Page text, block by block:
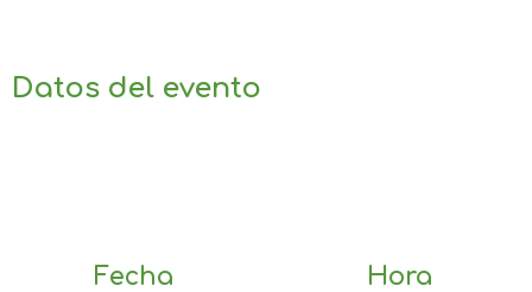
Datos del evento
Fecha Hora